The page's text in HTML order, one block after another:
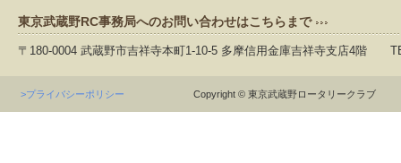
東京武蔵野RC事務局へのお問い合わせはこちらまで
〒180-0004 武蔵野市吉祥寺本町1-10-5 多摩信用金庫吉祥寺支店4
>プライバシーポリシー Copyright © 東京武蔵野ロータリークラブ